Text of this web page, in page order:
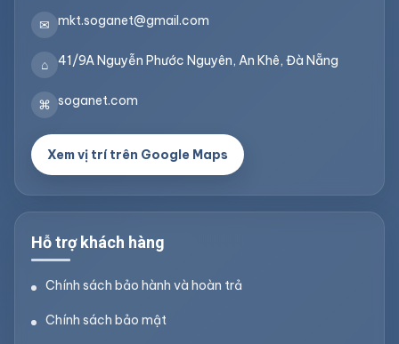
✉ mkt.soganet@gmail.com
⌂ 41/9A Nguyễn Phước Nguyên, An Khê, Đà Nẵng
⌘ soganet.com
Xem vị trí trên Google Maps
Hỗ trợ khách hàng
Chính sách bảo hành và hoàn trả
Chính sách bảo mật